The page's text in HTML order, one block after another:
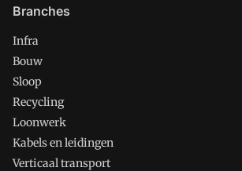
Branches
Infra
Bouw
Sloop
Recycling
Loonwerk
Kabels en leidingen
Verticaal transport